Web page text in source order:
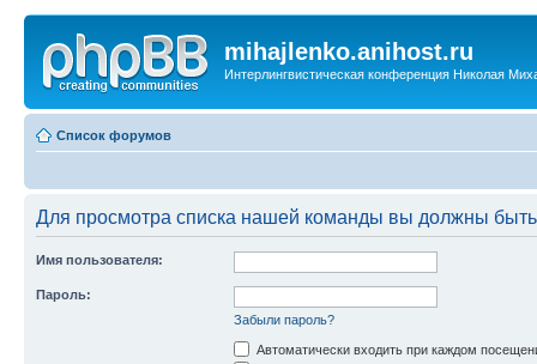
mihajlenko.anihost.ru
Интерлингвистическая конференция Николая
Список форумов
Для просмотра списка нашей команды вы должны
Имя пользователя:
Пароль:
Забыли пароль?
Автоматически входить при каждом